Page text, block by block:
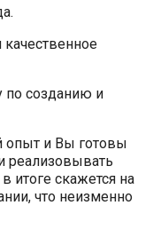
по созданию и
опыт и Вы готовы
реализовывать
итоге скажется на
что неизменно